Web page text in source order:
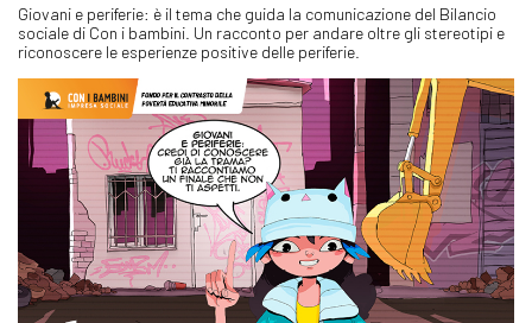
Giovani e periferie: è il tema che guida la comunicazione del Bilancio
sociale di Con i bambini. Un racconto per andare oltre gli stereotipi e
riconoscere le esperienze positive delle periferie.